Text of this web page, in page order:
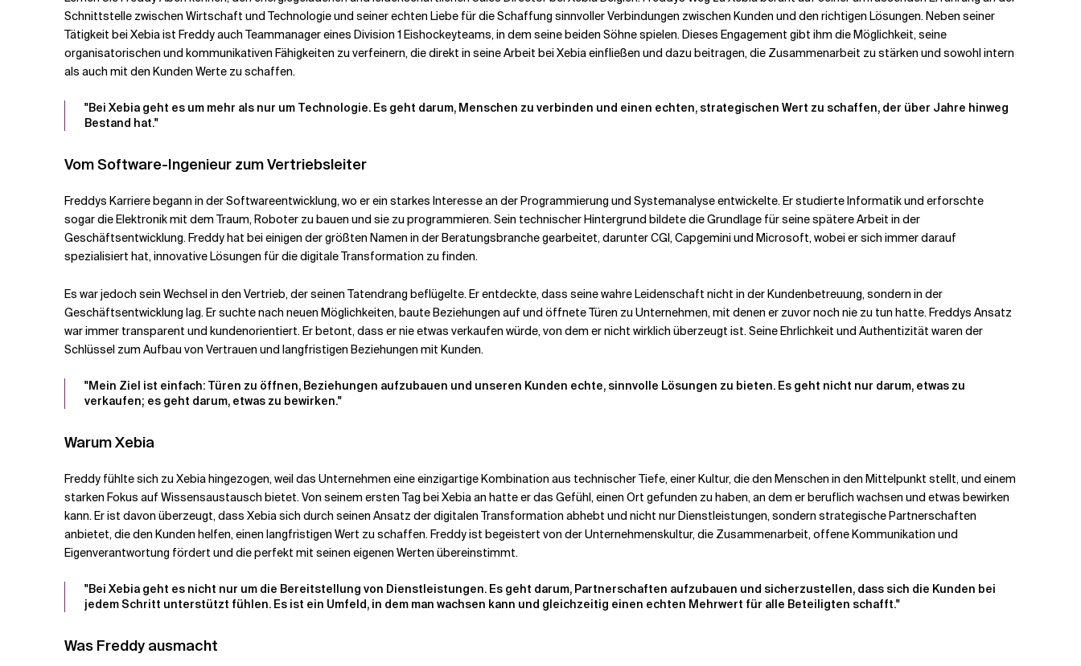
Verwandte Themen
Schnittstelle zwischen Wirtschaft und Technologie und seiner echten Liebe für die Schaffung sinnvoller Verbindungen zwischen Kunden und den richtigen Lösungen. Neben seiner
Tätigkeit bei Xebia ist Freddy auch Teammanager eines Division 1 Eishockeyteams, in dem seine beiden Söhne spielen. Dieses Engagement gibt ihm die Möglichkeit, seine
organisatorischen und kommunikativen Fähigkeiten zu verfeinern, die direkt in seine Arbeit bei Xebia einfließen und dazu beitragen, die Zusammenarbeit zu stärken und sowohl intern
als auch mit den Kunden Werte zu schaffen.
"Bei Xebia geht es um mehr als nur um Technologie. Es geht darum, Menschen zu verbinden und einen echten, strategischen Wert zu schaffen, der über Jahre hinweg
Bestand hat."
Vom Software-Ingenieur zum Vertriebsleiter
Freddys Karriere begann in der Softwareentwicklung, wo er ein starkes Interesse an der Programmierung und Systemanalyse entwickelte. Er studierte Informatik und erforschte
sogar die Elektronik mit dem Traum, Roboter zu bauen und sie zu programmieren. Sein technischer Hintergrund bildete die Grundlage für seine spätere Arbeit in der
Geschäftsentwicklung. Freddy hat bei einigen der größten Namen in der Beratungsbranche gearbeitet, darunter CGI, Capgemini und Microsoft, wobei er sich immer darauf
spezialisiert hat, innovative Lösungen für die digitale Transformation zu finden.
Es war jedoch sein Wechsel in den Vertrieb, der seinen Tatendrang beflügelte. Er entdeckte, dass seine wahre Leidenschaft nicht in der Kundenbetreuung, sondern in der
Geschäftsentwicklung lag. Er suchte nach neuen Möglichkeiten, baute Beziehungen auf und öffnete Türen zu Unternehmen, mit denen er zuvor noch nie zu tun hatte. Freddys Ansatz
war immer transparent und kundenorientiert. Er betont, dass er nie etwas verkaufen würde, von dem er nicht wirklich überzeugt ist. Seine Ehrlichkeit und Authentizität waren der
Schlüssel zum Aufbau von Vertrauen und langfristigen Beziehungen mit Kunden.
"Mein Ziel ist einfach: Türen zu öffnen, Beziehungen aufzubauen und unseren Kunden echte, sinnvolle Lösungen zu bieten. Es geht nicht nur darum, etwas zu
verkaufen; es geht darum, etwas zu bewirken."
Warum Xebia
Freddy fühlte sich zu Xebia hingezogen, weil das Unternehmen eine einzigartige Kombination aus technischer Tiefe, einer Kultur, die den Menschen in den Mittelpunkt stellt, und einem
starken Fokus auf Wissensaustausch bietet. Von seinem ersten Tag bei Xebia an hatte er das Gefühl, einen Ort gefunden zu haben, an dem er beruflich wachsen und etwas bewirken
kann. Er ist davon überzeugt, dass Xebia sich durch seinen Ansatz der digitalen Transformation abhebt und nicht nur Dienstleistungen, sondern strategische Partnerschaften
anbietet, die den Kunden helfen, einen langfristigen Wert zu schaffen. Freddy ist begeistert von der Unternehmenskultur, die Zusammenarbeit, offene Kommunikation und
Eigenverantwortung fördert und die perfekt mit seinen eigenen Werten übereinstimmt.
"Bei Xebia geht es nicht nur um die Bereitstellung von Dienstleistungen. Es geht darum, Partnerschaften aufzubauen und sicherzustellen, dass sich die Kunden bei
jedem Schritt unterstützt fühlen. Es ist ein Umfeld, in dem man wachsen kann und gleichzeitig einen echten Mehrwert für alle Beteiligten schafft."
Was Freddy ausmacht